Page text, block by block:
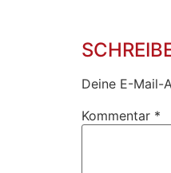
Deine E-Mail-
Kommentar *